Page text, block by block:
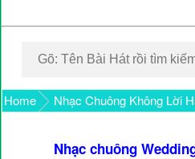
Home Nhạc Chuông Không Lời
Nhạc chuông